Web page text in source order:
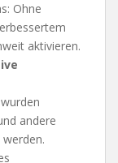
Ohne
aktivieren.
andere